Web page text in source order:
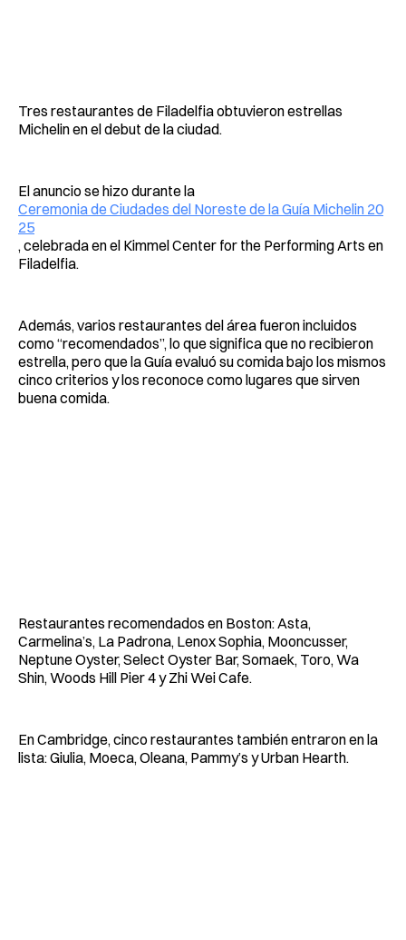
Tres restaurantes de Filadelfia obtuvieron estrellas
Michelin en el debut de la ciudad.
El anuncio se hizo durante la
Ceremonia de Ciudades del Noreste de la Guía Michelin 20
25
, celebrada en el Kimmel Center for the Performing Arts en
Filadelfia.
Además, varios restaurantes del área fueron incluidos
como “recomendados”, lo que significa que no recibieron
estrella, pero que la Guía evaluó su comida bajo los mismos
cinco criterios y los reconoce como lugares que sirven
buena comida.
Restaurantes recomendados en Boston: Asta,
Carmelina’s, La Padrona, Lenox Sophia, Mooncusser,
Neptune Oyster, Select Oyster Bar, Somaek, Toro, Wa
Shin, Woods Hill Pier 4 y Zhi Wei Cafe.
En Cambridge, cinco restaurantes también entraron en la
lista: Giulia, Moeca, Oleana, Pammy’s y Urban Hearth.